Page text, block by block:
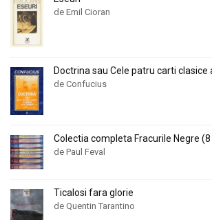
de Emil Cioran
Doctrina sau Cele patru carti clasice
de Confucius
Colectia completa Fracurile Negre
de Paul Feval
Ticalosi fara glorie
de Quentin Tarantino